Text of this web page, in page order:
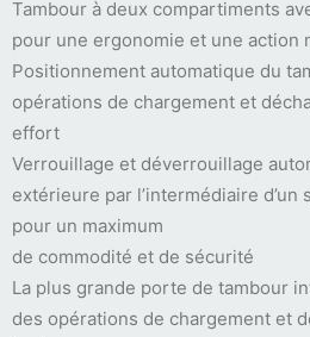
Tambour à deux compartiments
pour une ergonomie et une action
Positionnement automatique du
opérations de chargement et
effort
Verrouillage et déverrouillage
extérieure par l’intermédiaire d’un
pour un maximum
de commodité et de sécurité
La plus grande porte de tambour
des opérations de chargement et